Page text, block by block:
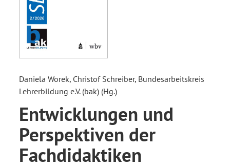
Daniela Worek, Christof Schreiber, Bundesarbeitskreis
Lehrerbildung e.V. (bak) (Hg.)
Entwicklungen und
Perspektiven der
Fachdidaktiken